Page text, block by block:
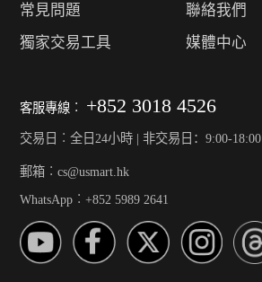
常見問題
獨家交易工具
聯絡我們
媒體中心
客服專線︰ +852 3018 4526
交易日︰全日24小時 | 非交易日：9:00-18:00
郵箱︰cs@usmart.hk
WhatsApp︰+852 5989 2641